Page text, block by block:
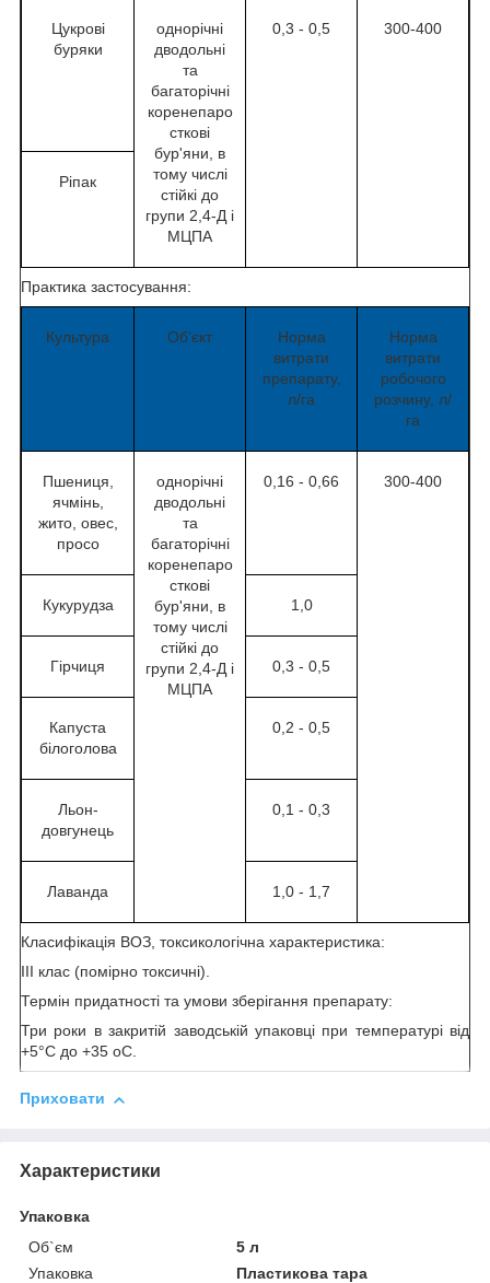
Цукрові
буряки
однорічні
дводольні
та
багаторічні
коренепаро
сткові
бур'яни, в
тому числі
стійкі до
групи 2,4-Д і
МЦПА
0,3 - 0,5 300-400
Ріпак
Практика застосування:
Культура Об'єкт
Норма
витрати
препарату,
л/га
Норма
витрати
робочого
розчину, л/
га
Пшениця,
ячмінь,
жито, овес,
просо
однорічні
дводольні
та
багаторічні
коренепаро
сткові
бур'яни, в
тому числі
стійкі до
групи 2,4-Д і
МЦПА
0,16 - 0,66 300-400
Кукурудза 1,0
Гірчиця 0,3 - 0,5
Капуста
білоголова
0,2 - 0,5
Льон-
довгунець
0,1 - 0,3
Лаванда 1,0 - 1,7
Класифікація ВОЗ, токсикологічна характеристика:
ІІІ клас (помірно токсичні).
Термін придатності та умови зберігання препарату:
Три роки в закритій заводській упаковці при температурі від
+5°C до +35 оС.
Приховати
Характеристики
Упаковка
Об`єм
5 л
Упаковка
Пластикова тара